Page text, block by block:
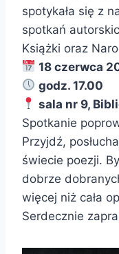
spotykała się z
spotkań
Książki oraz
18 czerwca
godz. 17.00
sala nr 9,
Spotkanie
Przyjdź,
świecie poezji.
dobrze
więcej niż cała
Serdecznie